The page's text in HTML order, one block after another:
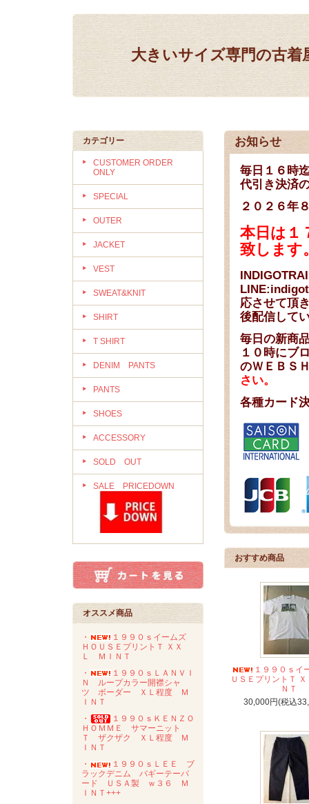
大きいサイズ専門の古
カテゴリー
CUSTOMER ORDER
ONLY
SPECIAL
OUTER
JACKET
VEST
SWEAT&KNIT
SHIRT
T SHIRT
DENIM PANTS
PANTS
SHOES
ACCESSORY
SOLD OUT
SALE PRICEDOWN
オススメ商品
・
１９９０ｓイームズ
ＨＯＵＳＥプリントＴ ＸＸ
Ｌ ＭＩＮＴ
・
１９９０ｓＬＡＮＶＩ
Ｎ ループカラー開襟シャ
ツ ボーダー ＸＬ程度 Ｍ
ＩＮＴ
・
１９９０ｓＫＥＮＺＯ
ＨＯＭＭＥ サマーニット
Ｔ ザクザク ＸＬ程度 Ｍ
ＩＮＴ
・
１９９０ｓＬＥＥ ブ
ラックデニム バギーテーパ
ード ＵＳＡ製 ｗ３６ Ｍ
ＩＮＴ+++
お知らせ
毎日１６時
代引き決済
２０２６年
本日は１
致します
応させて頂
後配信して
毎日の新商
１０時にブ
のＷＥＢＳ
さい。
各種カード
おすすめ商品
１９９０ｓイ
ＵＳＥプリントＴ
ＮＴ
30,000円(税込